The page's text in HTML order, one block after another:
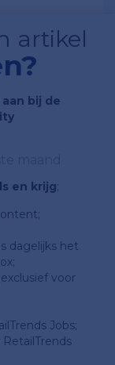
artikel
bij de
en krijg;
dagelijks het
voor
Jobs;